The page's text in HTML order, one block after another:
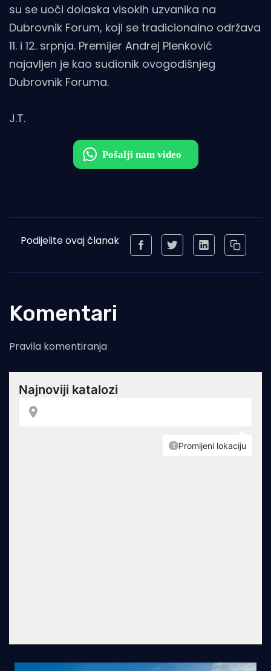
su se uoči dolaska visokih uzvanika na
Dubrovnik Forum, koji se tradicionalno održava
11. i 12. srpnja. Premijer Andrej Plenković
najavljen je kao sudionik ovogodišnjeg
Dubrovnik Foruma.
J.T.
Podijelite ovaj članak
Komentari
Pravila komentiranja